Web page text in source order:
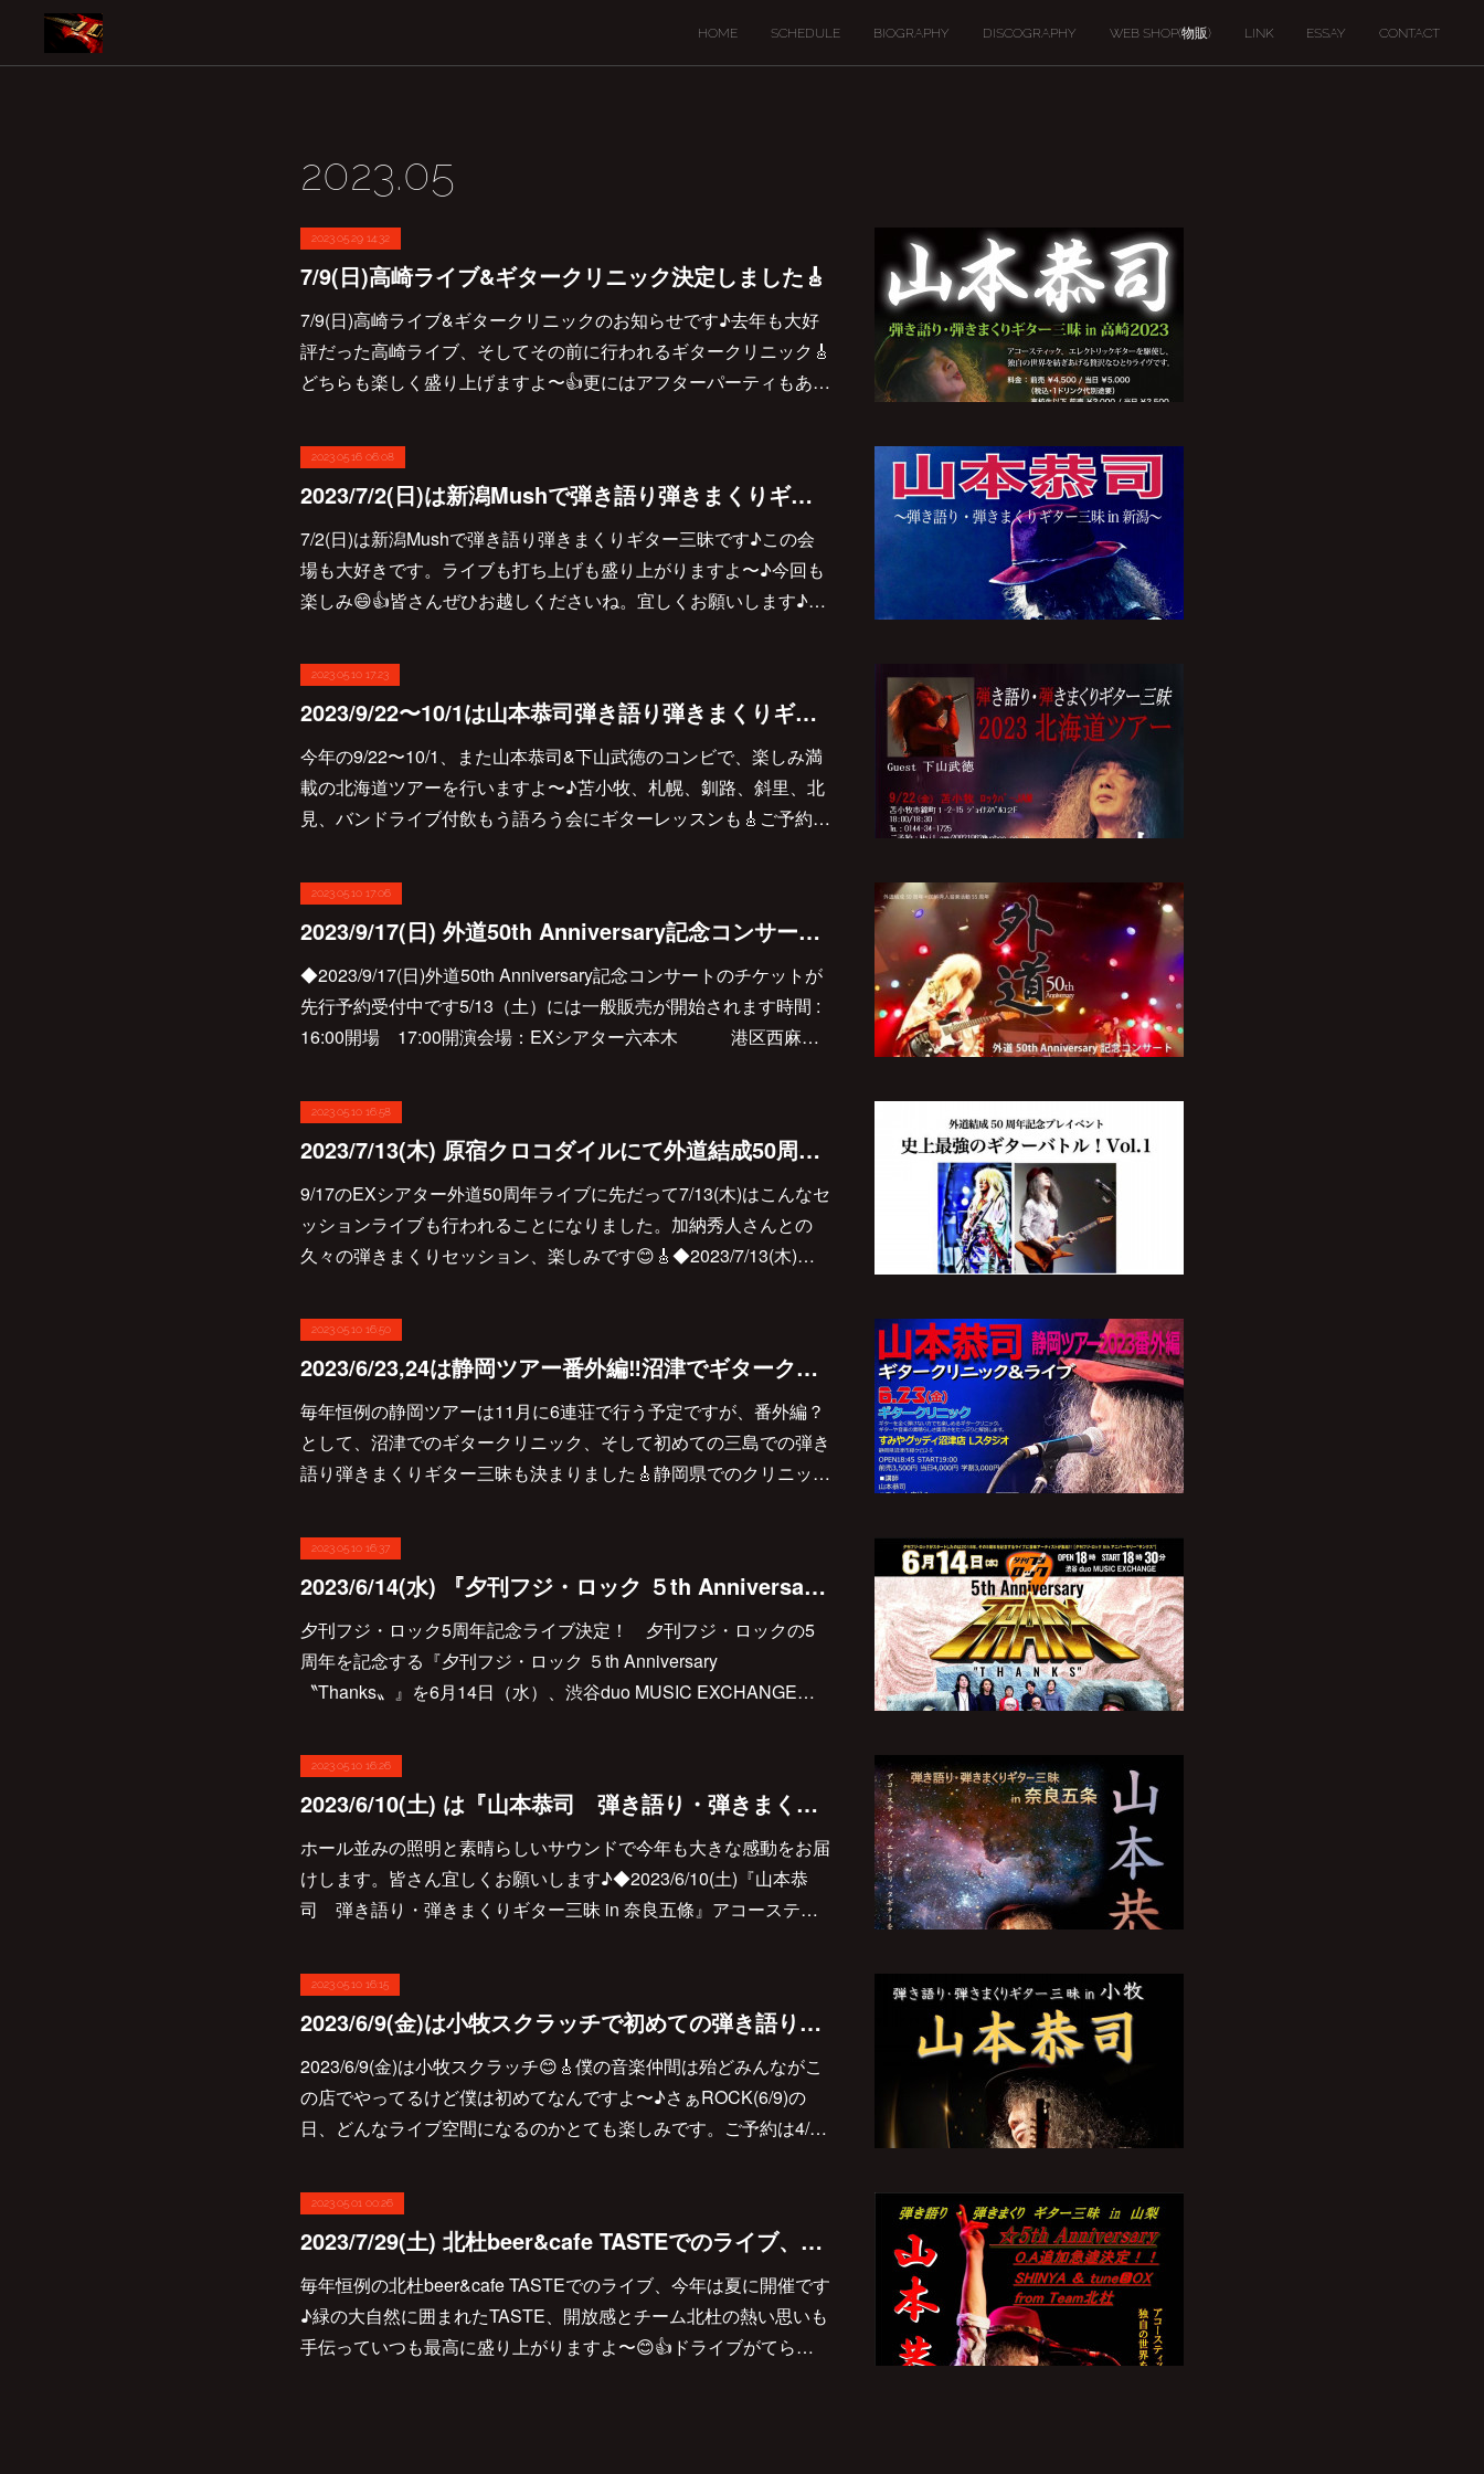
HOME SCHEDULE BIOGRAPHY DISCOGRAPHY WEB SHOP(物販) LINK ESSAY CONTACT
2023.05
2023.05.29 14:32
7/9(日)高崎ライブ&ギタークリニック決定しました🎸
7/9(日)高崎ライブ&ギタークリニックのお知らせです♪去年も大好
評だった高崎ライブ、そしてその前に行われるギタークリニック🎸
どちらも楽しく盛り上げますよ〜👍更にはアフターパーティもあ…
2023.05.16 06:08
2023/7/2(日)は新潟Mushで弾き語り弾きまくりギター三昧です♪
7/2(日)は新潟Mushで弾き語り弾きまくりギター三昧です♪この会
場も大好きです。ライブも打ち上げも盛り上がりますよ〜♪今回も
楽しみ😄👍皆さんぜひお越しくださいね。宜しくお願いします♪…
2023.05.10 17:23
2023/9/22〜10/1は山本恭司弾き語り弾きまくりギター三昧 北海道ツアー2023‼︎
今年の9/22〜10/1、また山本恭司&下山武徳のコンビで、楽しみ満
載の北海道ツアーを行いますよ〜♪苫小牧、札幌、釧路、斜里、北
見、バンドライブ付飲もう語ろう会にギターレッスンも🎸ご予約…
2023.05.10 17:06
2023/9/17(日) 外道50th Anniversary記念コンサートに出演します♪
◆2023/9/17(日)外道50th Anniversary記念コンサートのチケットが
先行予約受付中です5/13（土）には一般販売が開始されます時間 :
16:00開場 17:00開演会場：EXシアター六本木 港区西麻…
2023.05.10 16:58
2023/7/13(木) 原宿クロコダイルにて外道結成50周年記念プレイベント 史上最強のギターバトル！ Vol.1に出演します♪
9/17のEXシアター外道50周年ライブに先だって7/13(木)はこんなセ
ッションライブも行われることになりました。加納秀人さんとの
久々の弾きまくりセッション、楽しみです😊🎸◆2023/7/13(木)…
2023.05.10 16:50
2023/6/23,24は静岡ツアー番外編‼︎沼津でギタークリニック、三島で弾き語り弾きまくりギター三昧🎸
毎年恒例の静岡ツアーは11月に6連荘で行う予定ですが、番外編？
として、沼津でのギタークリニック、そして初めての三島での弾き
語り弾きまくりギター三昧も決まりました🎸静岡県でのクリニッ…
2023.05.10 16:37
2023/6/14(水) 『夕刊フジ・ロック ５th Anniversary 〝Thanks〟』に出演します♪
夕刊フジ・ロック5周年記念ライブ決定！ 夕刊フジ・ロックの5
周年を記念する『夕刊フジ・ロック ５th Anniversary
〝Thanks〟』を6月14日（水）、渋谷duo MUSIC EXCHANGE…
2023.05.10 16:26
2023/6/10(土) は『山本恭司 弾き語り・弾きまくりギター三昧 in 奈良五條』です♪
ホール並みの照明と素晴らしいサウンドで今年も大きな感動をお届
けします。皆さん宜しくお願いします♪◆2023/6/10(土)『山本恭
司 弾き語り・弾きまくりギター三昧 in 奈良五條』アコーステ…
2023.05.10 16:15
2023/6/9(金)は小牧スクラッチで初めての弾き語り弾きまくりギター三昧です♪
2023/6/9(金)は小牧スクラッチ😊🎸僕の音楽仲間は殆どみんながこ
の店でやってるけど僕は初めてなんですよ〜♪さぁROCK(6/9)の
日、どんなライブ空間になるのかとても楽しみです。ご予約は4/…
2023.05.01 00:26
2023/7/29(土) 北杜beer&cafe TASTEでのライブ、今年は夏に開催です♪
毎年恒例の北杜beer&cafe TASTEでのライブ、今年は夏に開催です
♪緑の大自然に囲まれたTASTE、開放感とチーム北杜の熱い思いも
手伝っていつも最高に盛り上がりますよ〜😊👍ドライブがてら…